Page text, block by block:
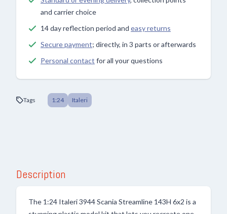
and carrier choice
14 day reflection period and easy returns
Secure payment; directly, in 3 parts or afterwards
Personal contact for all your questions
Tags 1:24 Italeri
Description
The 1:24 Italeri 3944 Scania Streamline 143H 6x2 is a